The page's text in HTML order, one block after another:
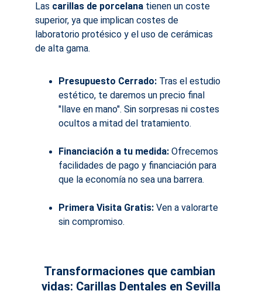
Las carillas de porcelana tienen un coste
superior, ya que implican costes de
laboratorio protésico y el uso de cerámicas
de alta gama.
Presupuesto Cerrado: Tras el estudio
estético, te daremos un precio final
"llave en mano". Sin sorpresas ni costes
ocultos a mitad del tratamiento.
Financiación a tu medida: Ofrecemos
facilidades de pago y financiación para
que la economía no sea una barrera.
Primera Visita Gratis: Ven a valorarte
sin compromiso.
Transformaciones que cambian
vidas: Carillas Dentales en Sevilla